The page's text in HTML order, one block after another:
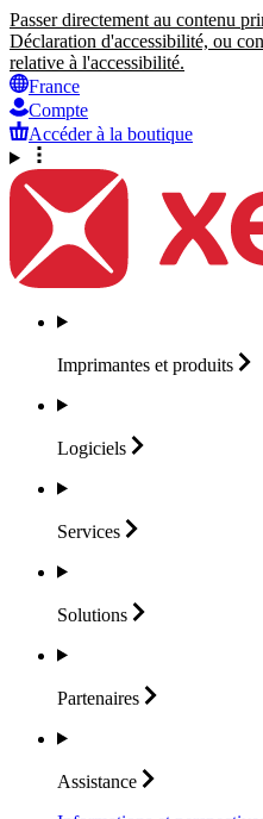
Passer directement au contenu
Déclaration d'accessibilité, ou
relative à l'accessibilité.
France
Compte
Accéder à la boutique
Imprimantes et produits
Logiciels
Services
Solutions
Partenaires
Assistance